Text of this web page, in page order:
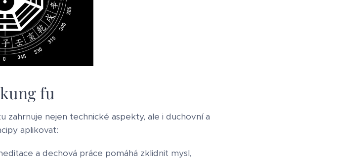
fu
zahrnuje nejen technické aspekty, ale i duchovní a
aplikovat:
a dechová práce pomáhá zklidnit mysl,